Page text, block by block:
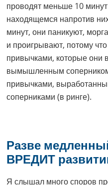
проводят меньше 10
находящемся напротив
минут, они паникуют,
и проигрывают, потому
привычками, которые они
вымышленным
привычками,
соперниками (в ринге).
Разве
ВРЕДИТ
Я слышал много споров